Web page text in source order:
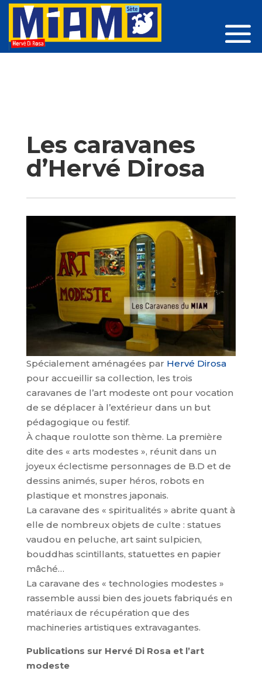
Les caravanes
d’Hervé Dirosa
Spécialement aménagées par Hervé Dirosa
pour accueillir sa collection, les trois
caravanes de l’art modeste ont pour vocation
de se déplacer à l’extérieur dans un but
pédagogique ou festif.
À chaque roulotte son thème. La première
dite des « arts modestes », réunit dans un
joyeux éclectisme personnages de B.D et de
dessins animés, super héros, robots en
plastique et monstres japonais.
La caravane des « spiritualités » abrite quant à
elle de nombreux objets de culte : statues
vaudou en peluche, art saint sulpicien,
bouddhas scintillants, statuettes en papier
mâché…
La caravane des « technologies modestes »
rassemble aussi bien des jouets fabriqués en
matériaux de récupération que des
machineries artistiques extravagantes.
Publications sur Hervé Di Rosa et l’art
modeste